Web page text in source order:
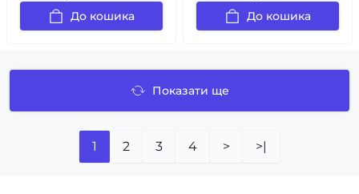
До кошика До кошика
Показати ще
1 2 3 4 > >|